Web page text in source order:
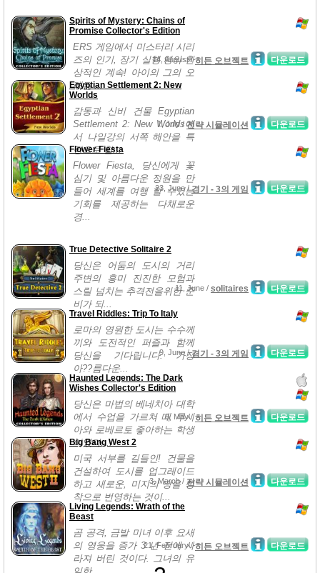
Spirits of Mystery: Chains of
Promise Collector's Edition
ERS 게임에서 미스터리 시리
즈의 인기, 장기 실행 영의 환
상적인 계속! 아이의 그의 오
래된 ...
다운로드
14, August /히든 오브젝트
Egyptian Settlement 2: New
Worlds
감동과 신비 건물 Egyptian
Settlement 2: New Worlds에
서 나일강의 서쪽 해안을 특
징으로 할...
다운로드
1, July /전략 시뮬레이션
Flower Fiesta
Flower Fiesta, 당신에게 꽃
심기 및 아름다운 정원을 만
들어 세계를 여행 할 수있는
기회를 제공하는 다채로운
경...
다운로드
23, June /경기 - 3의 게임
True Detective Solitaire 2
당신은 어둠의 도시의 거리
주변의 흥미 진진한 모험과
스릴 넘치는 추격전을위한 준
비가 되...
다운로드
11, June / solitaires
Travel Riddles: Trip To Italy
로마의 영원한 도시는 수수께
끼와 도전적인 퍼즐과 함께
당신을 기다립니다. 가장
아??름다운...
다운로드
9, June /경기 - 3의 게임
Haunted Legends: The Dark
Wishes Collector's Edition
당신은 마법의 베네치아 대학
에서 수업을 가르쳐 때 루시
아와 로베르토 좋아하는 학생
이었다,...
다운로드
8, May /히든 오브젝트
Big Bang West 2
미국 서부를 길들인! 건물을
건설하여 도시를 업그레이드
하고 새로운, 미지의 땅을 정
착으로 번영하는 것이...
다운로드
3, March / 전략 시뮬레이션
Living Legends: Wrath of the
Beast
곰 공격, 금발 미녀 이후 요새
의 영웅을 증가 3 년 전에 사
라져 버린 것이다. 그녀의 유
다운로드
21, February /히든 오브젝트